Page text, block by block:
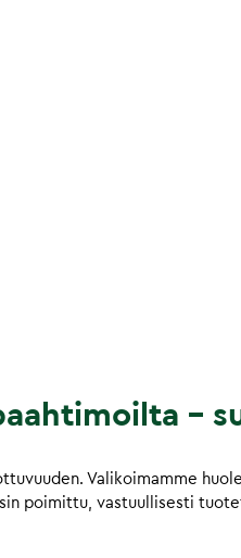
–
Valikoimamme
poimittu, vastuullisesti